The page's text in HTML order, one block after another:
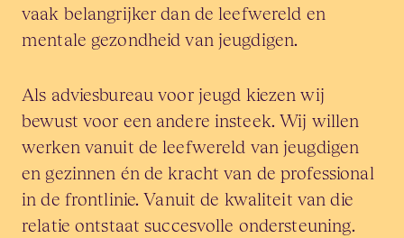
vaak belangrijker dan de leefwereld en
mentale gezondheid van jeugdigen.
Als adviesbureau voor jeugd kiezen wij
bewust voor een andere insteek. Wij willen
werken vanuit de leefwereld van jeugdigen
en gezinnen én de kracht van de professional
in de frontlinie. Vanuit de kwaliteit van die
relatie ontstaat succesvolle ondersteuning.